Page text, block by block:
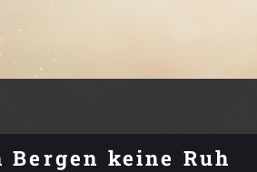
keine Ruh